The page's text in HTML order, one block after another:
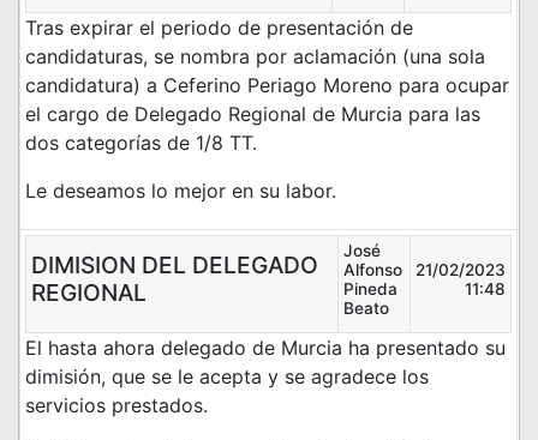
Tras expirar el periodo de presentación de
candidaturas, se nombra por aclamación (una sola
candidatura) a Ceferino Periago Moreno para ocupar
el cargo de Delegado Regional de Murcia para las
dos categorías de 1/8 TT.
Le deseamos lo mejor en su labor.
DIMISION DEL DELEGADO
REGIONAL
José
Alfonso
Pineda
Beato
21/02/2023
11:48
El hasta ahora delegado de Murcia ha presentado su
dimisión, que se le acepta y se agradece los
servicios prestados.